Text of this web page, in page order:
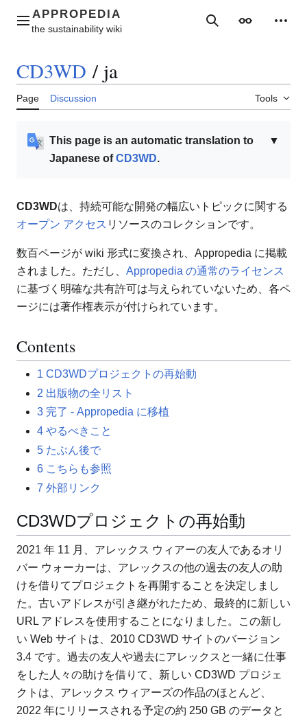
contentMain menu SearchAppearance
CD3WD / ja
Page Discussion Tools
▼
This page is an automatic translation to
Japanese ofCD3WD.
CD3WDは、持続可能な開発の幅広いトピックに関する
オープン アクセス リソースのコレクションです。
数百ページが wiki 形式に変換され、Appropedia に掲載
されました。ただし、 Appropedia の通常のライセンス
に基づく明確な共有許可は与えられていないため、各ペ
ージには著作権表示が付けられています。
Contents
1 CD3WDプロジェクトの再始動
2 出版物の全リスト
3 完了 - Appropedia に移植
4 やるべきこと
5 たぶん後で
6 こちらも参照
7 外部リンク
CD3WDプロジェクトの再始動
2021 年 11 月、アレックス ウィアーの友人であるオリ
バー ウォーカーは、アレックスの他の過去の友人の助
けを借りてプロジェクトを再開することを決定しまし
た。古いアドレスが引き継がれたため、最終的に新しい
URL アドレスを使用することになりました。
この新し
い Web サイトは、2010 CD3WD サイトのバージョン
3.4 です。 過去の友人や過去にアレックスと一緒に仕事
をした人々の助けを借りて、新しい CD3WD プロジェ
クトは、アレックス ウィアーズの作品のほとんど、
2022 年にリリースされる予定の約 250 GB のデータと